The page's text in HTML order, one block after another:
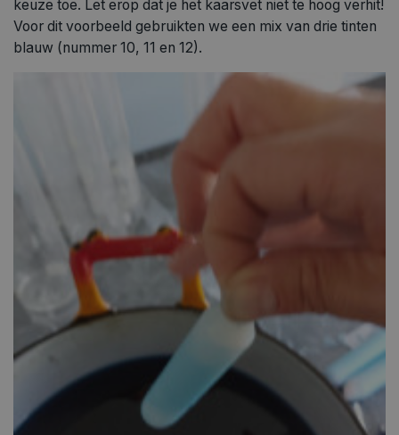
keuze toe. Let erop dat je het kaarsvet niet te hoog verhit!
Voor dit voorbeeld gebruikten we een mix van drie tinten
blauw (nummer 10, 11 en 12).